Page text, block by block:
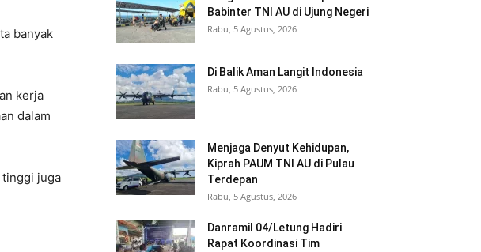
banyak
kerja
dalam
tinggi juga
Babinter TNI AU di Ujung Negeri
Rabu, 5 Agustus, 2026
Di Balik Aman Langit Indonesia
Rabu, 5 Agustus, 2026
Menjaga Denyut Kehidupan,
Kiprah PAUM TNI AU di Pulau
Terdepan
Rabu, 5 Agustus, 2026
Danramil 04/Letung Hadiri
Rapat Koordinasi Tim